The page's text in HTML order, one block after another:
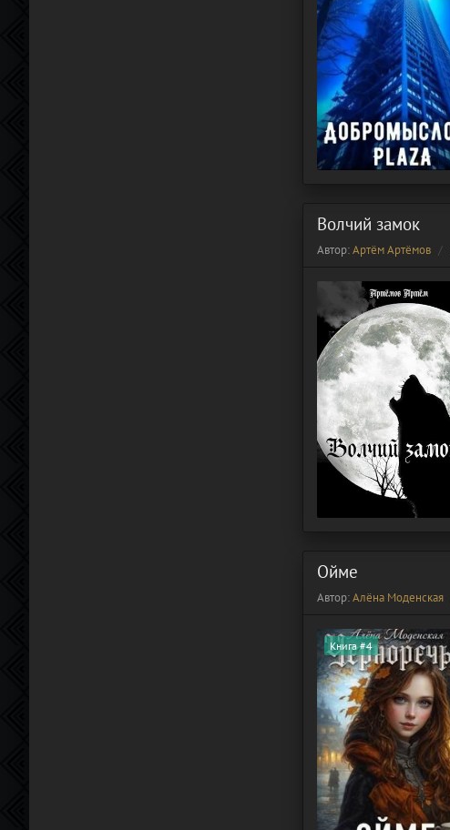
Волчий замок
Автор:Артём Артёмов
Ойме
Автор:Алёна Моденская
Книга #4